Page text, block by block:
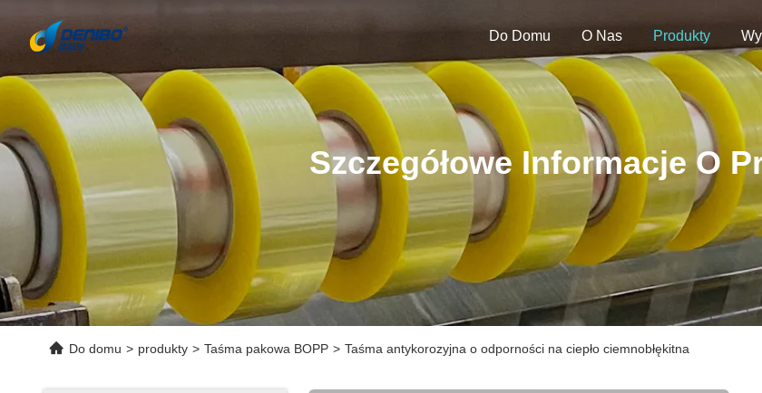
Do Domu O Nas Produkty
Szczegółowe Informacje O
Do domu > produkty > Taśma pakowa BOPP > Taśma antykorozyjna o odporności na ciepło ciemnobłękitna